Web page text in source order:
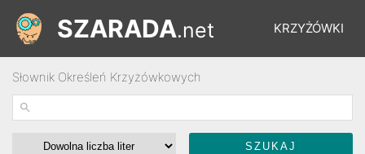
KRZYŻÓWKI
ŁAMIGŁÓWKI
SZARADA.net
Słownik Określeń Krzyżówkowych